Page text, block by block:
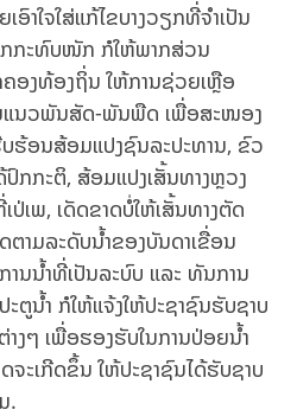
ອົາໃຈໃສ່ແກ້ໄຂບາງວຽກທີ່ຈໍາເປັນ
ກະທົບໜັກ ກໍໃຫ້ພາກສ່ວນ
ອງທ້ອງຖິ່ນ ໃຫ້ການຊ່ວຍເຫຼືອ
ແນວພັນສັດ-ພັນພືດ ເພື່ອສະໜອງ
ອນສ້ອມແປງຊົນລະປະທານ, ຂົວ
ປົກກະຕິ, ສ້ອມແປງເສັ້ນທາງຫຼວງ
ປ່ເພ, ເດັດຂາດບໍ່ໃຫ້ເສັ້ນທາງຕັດ
ຕາມລະດັບນໍ້າຂອງບັນດາເຂື່ອນ
ນນໍ້າທີ່ເປັນລະບົບ ແລະ ທັນການ
ະຕູນໍ້າ ກໍໃຫ້ແຈ້ງໃຫ້ປະຊາຊົນຮັບຊາບ
ງໆ ເພື່ອຮອງຮັບໃນການປ່ອຍນໍ້າ
ະເກີດຂຶ້ນ ໃຫ້ປະຊາຊົນໄດ້ຮັບຊາບ
.